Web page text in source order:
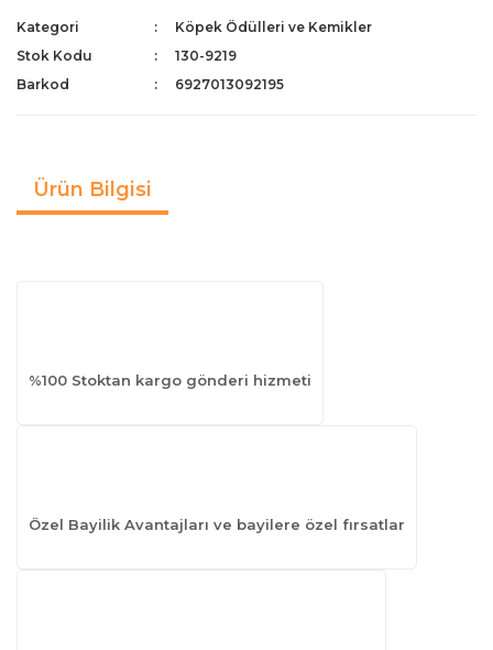
Kategori
Köpek Ödülleri ve Kemikler
Stok Kodu
130-9219
Barkod
6927013092195
Ürün Bilgisi
%100 Stoktan kargo gönderi hizmeti
Özel Bayilik Avantajları ve bayilere özel fırsatlar